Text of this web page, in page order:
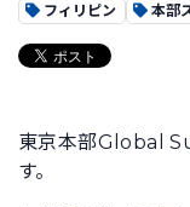
フィリピン 本部
東京本部Global
す。